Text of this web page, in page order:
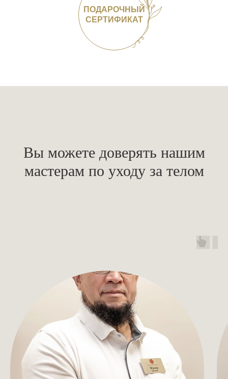
ПОДАРОЧНЫЙ
СЕРТИФИКАТ
Вы можете доверять нашим
мастерам по уходу за телом